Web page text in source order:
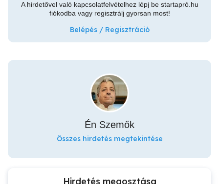
A hirdetővel való kapcsolatfelvételhez lépj be startapró.hu
fiókodba vagy regisztrálj gyorsan most!
Belépés / Regisztráció
Én Szemők
Összes hirdetés megtekintése
Hirdetés megosztása